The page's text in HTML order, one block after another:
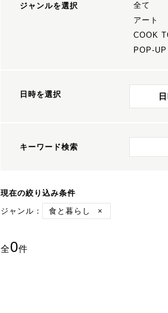
ジャンルを選択 全て
アート
COOK
POP-UP
日時を選択
キーワード検索
現在の絞り込み条件
ジャンル：
食と暮らし ×
全0件